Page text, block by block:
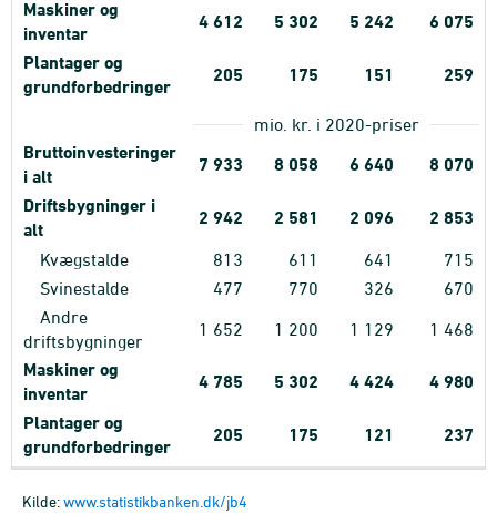
Maskiner og
inventar
4 612 5 302 5 242 6 075
Plantager og
grundforbedringer
205 175 151 259
mio. kr. i 2020-priser
Bruttoinvesteringer
i alt
7 933 8 058 6 640 8 070
Driftsbygninger i
alt
2 942 2 581 2 096 2 853
Kvægstalde 813 611 641
715
Svinestalde
477 770 326
670
Andre
driftsbygninger
1 652 1 200 1 129 1 468
Maskiner og
inventar
4 785 5 302 4 424 4 980
Plantager og
grundforbedringer
205 175 121 237
Kilde:www.statistikbanken.dk/jb4